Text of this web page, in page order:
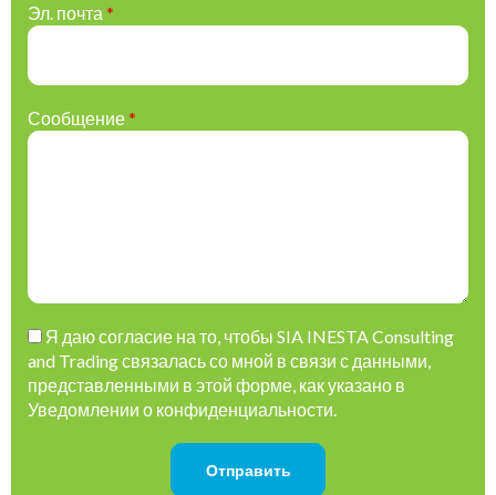
Эл. почта *
Сообщение*
Please leave this field empty.
Я даю согласие на то, чтобы SIA INESTA Consulting
and Trading связалась со мной в связи с данными,
представленными в этой форме, как указано в
Уведомлении о конфиденциальности.